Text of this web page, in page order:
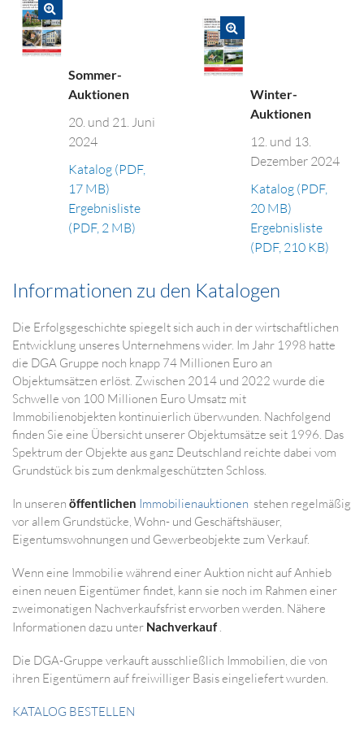
Informationen zu den Katalogen
Die Erfolgsgeschichte spiegelt sich auch in der wirtschaftlichen
Entwicklung unseres Unternehmens wider. Im Jahr 1998 hatte
die DGA Gruppe noch knapp 74 Millionen Euro an
Objektumsätzen erlöst. Zwischen 2014 und 2022 wurde die
Schwelle von 100 Millionen Euro Umsatz mit
Immobilienobjekten kontinuierlich überwunden. Nachfolgend
finden Sie eine Übersicht unserer Objektumsätze seit 1996. Das
Spektrum der Objekte aus ganz Deutschland reichte dabei vom
Grundstück bis zum denkmalgeschützten Schloss.
In unseren öffentlichen Immobilienauktionen stehen regelmäßig
vor allem Grundstücke, Wohn- und Geschäftshäuser,
Eigentumswohnungen und Gewerbeobjekte zum Verkauf.
Wenn eine Immobilie während einer Auktion nicht auf Anhieb
einen neuen Eigentümer findet, kann sie noch im Rahmen einer
zweimonatigen Nachverkaufsfrist erworben werden. Nähere
Informationen dazu unter Nachverkauf.
Die DGA-Gruppe verkauft ausschließlich Immobilien, die von
ihren Eigentümern auf freiwilliger Basis eingeliefert wurden.
KATALOG BESTELLEN
Sommer-
Auktionen
20. und 21. Juni
2024
Katalog (PDF,
17 MB)
Ergebnisliste
(PDF, 2 MB)
Winter-
Auktionen
12. und 13.
Dezember 2024
Katalog (PDF,
20 MB)
Ergebnisliste
(PDF, 210 KB)